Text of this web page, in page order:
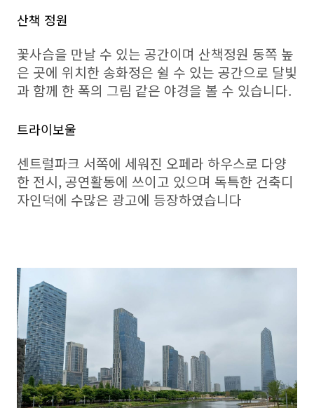
산책 정원
꽃사슴을 만날 수 있는 공간이며 산책정원 동쪽 높
은 곳에 위치한 송화정은 쉴 수 있는 공간으로 달빛
과 함께 한 폭의 그림 같은 야경을 볼 수 있습니다.
트라이보울
센트럴파크 서쪽에 세워진 오페라 하우스로 다양
한 전시, 공연활동에 쓰이고 있으며 독특한 건축디
자인덕에 수많은 광고에 등장하였습니다